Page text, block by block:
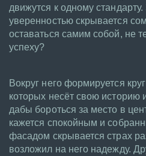
движутся к одному
уверенностью скрывается
оставаться самим собой, не
успеху?
Вокруг него формируется
которых несёт свою историю
дабы бороться за место в
кажется спокойным и
фасадом скрывается страх
возложил на него надежду.